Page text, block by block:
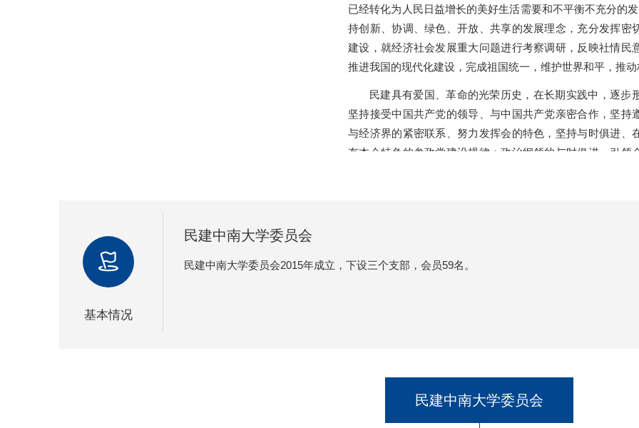
已经转化为人民日益增长的美好生活需要和不平衡不充分的
持创新、协调、绿色、开放、共享的发展理念，充分发挥
建设，就经济社会发展重大问题进行考察调研，反映社情
推进我国的现代化建设，完成祖国统一，维护世界和平，推动
民建具有爱国、革命的光荣历史，在长期实践中，逐步
坚持接受中国共产党的领导、与中国共产党亲密合作，坚
与经济界的紧密联系、努力发挥会的特色，坚持与时俱进
有本会特色的参政党建设规律：政治纲领的与时俱进，引
协商，参与国家事务的管理，参与国家方针、政策、法律
别是近年来，围绕国家经济建设和社会发展的重大问题，
基本情况
民建中南大学委员会
民建中南大学委员会2015年成立，下设三个支部，会员59名。
民建中南大学委员会